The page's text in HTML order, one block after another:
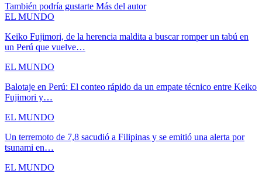
También podría gustarte Más del autor
EL MUNDO
Keiko Fujimori, de la herencia maldita a buscar romper un tabú en
un Perú que vuelve…
EL MUNDO
Balotaje en Perú: El conteo rápido da un empate técnico entre Keiko
Fujimori y…
EL MUNDO
Un terremoto de 7,8 sacudió a Filipinas y se emitió una alerta por
tsunami en…
EL MUNDO